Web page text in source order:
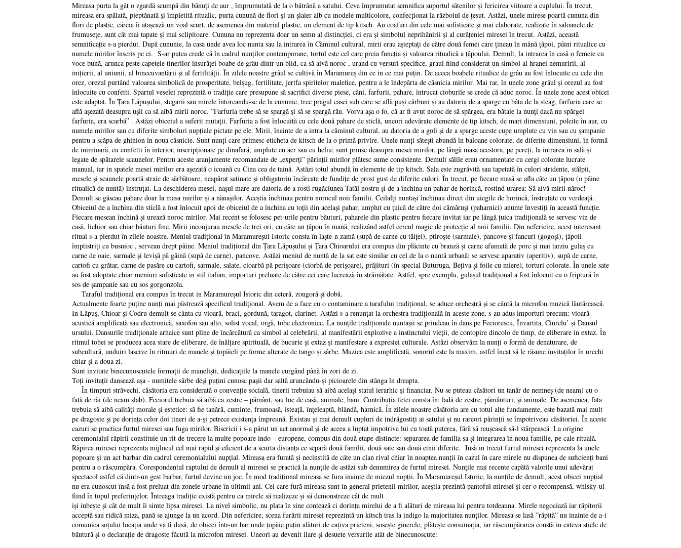
Mireasa purta la gât o zgardă scumpă din bănuţi de aur , împrumutată de la o bătrână a satului. Ceva împrumutat semnifica suportul sătenilor şi fericirea viitoare a cuplului. În trecut,
mireasa era spălată, pieptănată şi împletită ritualic, purta cunună de flori şi un şlaier alb cu modele multicolore, confecţionat la războiul de ţesut. Astăzi, unele mirese poartă cununa din
flori de plastic, căreia îi ataşează un voal scurt, de asemenea din material plastic, un element de tip kitsch. Au coafuri din cele mai sofisticate şi mai elaborate, realizate în saloanele de
frumuseţe, sunt cât mai tapate şi mai sclipitoare. Cununa nu reprezenta doar un semn al distincţiei, ci era şi simbolul neprihănirii şi al curăţeniei miresei în trecut. Astăzi, această
semnificaţie s-a pierdut. După cununie, la casa unde avea loc nunta sau la intrarea în Căminul cultural, mirii erau aşteptaţi de către două femei care ţineau în mână ţâpoi, pâini ritualice cu
numele mirilor înscris pe ei. S-ar putea crede că în cadrul nunţilor contemporane, tortul este cel care preia funcţia şi valoarea ritualică a ţâpoului. Demult, la intrarea în casă o femeie cu
voce bună, arunca peste capetele tinerilor însurăţei boabe de grâu dintr-un blid, ca să aivă noroc , urand cu versuri specifice, graul fiind considerat un simbol al hranei nemuririi, al
iniţierii, al uniunii, al binecuvantării şi al fertilităţii. În zilele noastre grâul se cultivă în Maramureş din ce in ce mai puţin. De aceea boabele ritualice de grâu au fost înlocuite cu cele din
orez, orezul purtând valoarea simbolică de prosperitate, belşug, fertilitate, jertfa spiritelor malefice, pentru a le îndepărta de căsnicia mirilor. Mai rar, în unele zone grâul şi orezul au fost
înlocuite cu confetti. Spartul veselei reprezintă o tradiţie care presupune să sacrifici diverse piese, căni, farfurii, pahare, întrucat cioburile se crede că aduc noroc. În unele zone acest obicei
este adaptat. În Ţara Lăpuşului, stegarii sau mirele întorcandu-se de la cununie, trec pragul casei sub care se află puşi cărbuni şi au datoria de a sparge cu bâta de la steag, farfuria care se
află aşezată deasupra uşii ca să aibă mirii noroc. ”Farfuria trebe să se spargă şi să se spargă rău. Vorva aşa o fo, că ar fi avut noroc de să spărgea, era bătaie la nunţi dacă nu spărgei
farfuria, era scarbă” . Astăzi obiceiul a suferit mutaţii. Farfuria a fost înlocuită cu cele două pahare de sticlă, uneori adevărate elemente de tip kitsch, de mari dimensiuni, poleite în aur, cu
numele mirilor sau cu diferite simboluri nupţiale pictate pe ele. Mirii, înainte de a intra la căminul cultural, au datoria de a goli şi de a sparge aceste cupe umplute cu vin sau cu şampanie
pentru a scăpa de ghinion în noua căsnicie. Sunt nunţi care primesc eticheta de kitsch de la o primă privire. Unele nunţi săteşti abundă în baloane colorate, de diferite dimensiuni, în formă
de inimioară, cu confetti în interior, inscripţionate pe dinafară, umplute cu aer sau cu heliu; sunt prinse deasupra mesei mirilor, pe lângă masa acestora, pe pereţi, la intrarea in sală şi
legate de spătarele scaunelor. Pentru aceste aranjamente recomandate de „experţi” părinţii mirilor plătesc sume consistente. Demult sălile erau ornamentate cu cergi colorate lucrate
manual, iar in spatele mesei mirilor era aşezată o icoană cu Cina cea de taină. Astăzi totul abundă în elemente de tip kitsch. Sala este zugrăvită sau tapetată în culori stridente, stălpii,
mesele şi scaunele poartă straie de sărbătoare, neapărat satinate şi obligatoriu încărcate de fundiţe de prost gust de diferite culori. În trecut, pe fiecare masă se afla câte un ţâpou (o pâine
ritualică de nuntă) înstruţat. La deschiderea mesei, naşul mare are datoria de a rosti rugăciunea Tatăl nostru şi de a închina un pahar de horincă, rostind urarea: Să aivă mirii năroc!
Demult se găseau pahare doar la masa mirilor şi a nănaşilor. Aceştia închinau pentru norocul noii familii. Ceilalţi nuntaşi închinau direct din uiegile de horincă, înstruţate cu verdeaţă.
Obiceiul de a închina din sticlă a fost înlocuit apoi de obiceiul de a închina cu toţii din acelaşi pahar, umplut cu ţuică de către doi cămăruşi (paharnici) anume învestiţi în această funcţie.
Fiecare mesean închină şi urează noroc mirilor. Mai recent se folosesc pet-urile pentru băuturi, paharele din plastic pentru fiecare invitat iar pe lângă ţuica tradiţională se servesc vin de
casă, lichior sau chiar băuturi fine. Mirii inconjurau mesele de trei ori, cu câte un ţâpou în mană, realizând astfel cercul magic de protecţie al noii familii. Din nefericire, acest interesant
ritual s-a pierdut în zilele noastre. Meniul tradiţional în Maramureşul Istoric consta în laşte-n zamă (supă de carne cu tăiţei), ptiroşte (sarmale), pancove şi fancuri (gogoşi), ţâpoii
împtistriţi cu busuioc , serveau drept pâine. Meniul tradiţional din Ţara Lăpuşului şi Ţara Chioarului era compus din plăcinte cu branză şi carne afumată de porc şi mai tarziu gulaş cu
carne de oaie, sarmale şi levişă pă găină (supă de carne), pancove. Astăzi meniul de nuntă de la sat este similar cu cel de la o nuntă urbană: se servesc aparativ (aperitiv), supă de carne,
cartofi cu grătar, carne de pasăre cu cartofi, sarmale, salate, cioarbă pă perişoare (ciorbă de perişoare), prăjituri (în special Buturuga, Beţiva şi foile cu miere), torturi colorate. În unele sate
au fost adoptate chiar meniuri sofisticate in stil italian, importuri preluate de către cei care lucrează în străinătate. Astfel, spre exemplu, gulaşul tradiţional a fost înlocuit cu o friptură în
sos de şampanie sau cu sos gorgonzola.
Taraful tradiţional era compus în trecut in Maramureşul Istoric din ceteră, zongoră şi dobă.
Actualmente foarte puţine nunţi mai păstrează specificul tradiţional. Avem de a face cu o contaminare a tarafului tradiţional, se aduce orchestră şi se cântă la microfon muzică lăutărească.
In Lăpuş, Chioar şi Codru demult se cânta cu vioară, braci, gordună, taragot, clarinet. Astăzi s-a renunţat la orchestra tradiţională în aceste zone, s-au adus importuri precum: vioară
acustică amplificată sau electronică, saxofon sau alto, solist vocal, orgă, tobe electronice. La nunţile tradiţionale nuntaşii se prindeau în dans pe Feciorescu, Învartita, Ciurelu’ şi Dansul
ursului. Dansurile tradiţionale arhaice sunt pline de încărcătură ca simbol al celebrării, al manifestării explozive a instinctului vieţii, de contopire dincolo de timp, de eliberare in extaz. În
ritmul tobei se producea acea stare de eliberare, de înălţare spirituală, de bucurie şi extaz şi manifestare a expresiei culturale. Astăzi observăm la nunţi o formă de denaturare, de
subcultură, unduiri lascive în ritmuri de manele şi ţopăieli pe forme alterate de tango şi sârbe. Muzica este amplificată, sonorul este la maxim, astfel încat să le răsune invitaţilor în urechi
chiar şi a doua zi.
Sunt invitate binecunoscutele formaţii de manelişti, dedicaţiile la manele curgând până în zori de zi.
Toţi invitaţii dansează aşa - numitele sârbe deşi puţini cunosc paşii dar saltă aruncându-şi picioarele din stânga în dreapta.
În timpuri străvechi, căsătoria era considerată o convenţie socială, tinerii trebuiau să aibă acelaşi statul ierarhic şi financiar. Nu se puteau căsători un tanăr de nemneş (de neam) cu o
fată de răi (de neam slab). Feciorul trebuia să aibă ca zestre – pământ, sau loc de casă, animale, bani. Contribuţia fetei consta în: ladă de zestre, pământuri, şi animale. De asemenea, fata
trebuia să aibă calităţi morale şi estetice: să fie tanără, cuminte, frumoasă, isteaţă, înţeleaptă, blândă, harnică. În zilele noastre căsătoria are cu totul alte fundamente, este bazată mai mult
pe dragoste şi pe dorinţa celor doi tineri de a-şi petrece existenţa împreună. Existau şi mai demult cupluri de indrăgostiţi ai satului şi nu rareori părinţii se împotriveau căsătoriei. În aceste
cazuri se practica furtul miresei sau fuga mirilor. Bisericii i s-a părut un act anormal şi de aceea a luptat impotriva lui cu toată puterea, fără să reuşească să-l stârpească. La origine
ceremonialul răpirii constituie un rit de trecere la multe popoare indo – europene, compus din două etape distincte: separarea de familia sa şi integrarea în noua familie, pe cale rituală.
Răpirea miresei reprezenta mijlocul cel mai rapid şi eficient de a scurta distanţa ce separă două familii, două sate sau două etnii diferite. Insă in trecut furtul miresei reprezenta la unele
popoare şi un act barbar din cadrul ceremonialului nupţial. Mireasa era furată şi necinstită de câte un clan rival chiar în noaptea nunţii în cazul în care mirele nu dispunea de suficienţi bani
pentru a o răscumpăra. Corespondentul raptului de demult al miresei se practică la nunţile de astăzi sub denumirea de furtul miresei. Nunţile mai recente capătă valorile unui adevărat
spectacol astfel că dintr-un gest barbar, furtul devine un joc. În mod tradiţional mireasa se fura inainte de miezul nopţii. În Maramureşul Istoric, la nunţile de demult, acest obicei nupţial
nu era cunoscut însă a fost preluat din zonele urbane în ultimii ani. Cei care fură mireasa sunt in general prietenii mirilor, aceştia prezintă pantoful miresei şi cer o recompensă, whisky-ul
fiind în topul preferinţelor. Întreaga tradiţie există pentru ca mirele să realizeze şi să demonstreze cât de mult
işi iubeşte şi cât de mult îi simte lipsa miresei. La nivel simbolic, nu plata în sine contează ci dorinţa mirelui de a fi alături de mireasa lui pentru totdeauna. Mirele negociază iar răpitorii
acceptă sau ridică miza, pană se ajunge la un acord. Din nefericire, scena furării miresei reprezintă un kitsch tras la indigo la majoritatea nunţilor. Mireasa se lasă ”răpită” nu inainte de a-i
comunica soţului locaţia unde va fi dusă, de obicei într-un bar unde ţopăie puţin alături de caţiva prieteni, soseşte ginerele, plăteşte consumaţia, iar răscumpărarea constă in cateva sticle de
băutură şi o declaraţie de dragoste făcută la microfon miresei. Uneori au devenit ilare şi desuete versurile atât de binecunoscute: